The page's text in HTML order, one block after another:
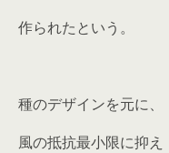
作られたという。
種のデザインを元に、
風の抵抗最小限に抑え